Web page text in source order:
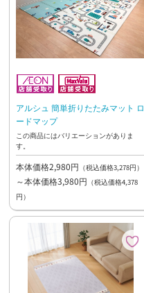
アルシュ 簡単折りたたみマット ロ
ードマップ
この商品にはバリエーションがありま
す。
本体価格2,980円 （税込価格3,278円）
～本体価格3,980円 （税込価格4,378
円）